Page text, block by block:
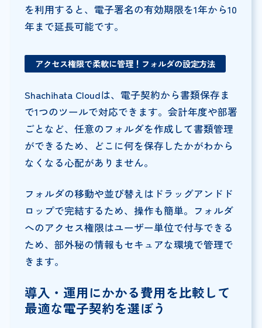
を利用すると、電子署名の有効期限を1年から10
年まで延長可能です。
アクセス権限で柔軟に管理！フォルダの設定方法
Shachihata Cloudは、電子契約から書類保存ま
で1つのツールで対応できます。会計年度や部署
ごとなど、任意のフォルダを作成して書類管理
ができるため、どこに何を保存したかがわから
なくなる心配がありません。
フォルダの移動や並び替えはドラッグアンドド
ロップで完結するため、操作も簡単。フォルダ
へのアクセス権限はユーザー単位で付与できる
ため、部外秘の情報もセキュアな環境で管理で
きます。
導入・運用にかかる費用を比較して
最適な電子契約を選ぼう